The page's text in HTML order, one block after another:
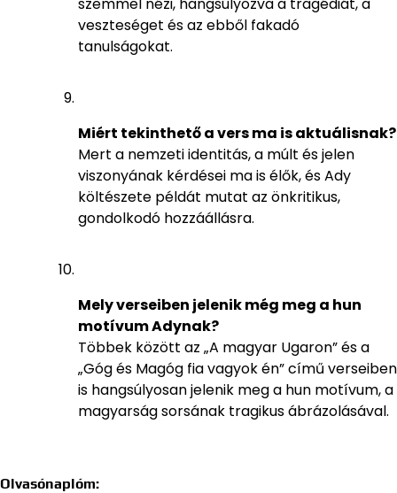
veszteséget és az ebből fakadó
tanulságokat.
Miért tekinthető a vers ma is aktuálisnak?
Mert a nemzeti identitás, a múlt és jelen
viszonyának kérdései ma is élők, és Ady
költészete példát mutat az önkritikus,
gondolkodó hozzáállásra.
Mely verseiben jelenik még meg a hun
motívum Adynak?
Többek között az „A magyar Ugaron” és a
„Góg és Magóg fia vagyok én” című verseiben
is hangsúlyosan jelenik meg a hun motívum, a
magyarság sorsának tragikus ábrázolásával.
Olvasónaplóm: